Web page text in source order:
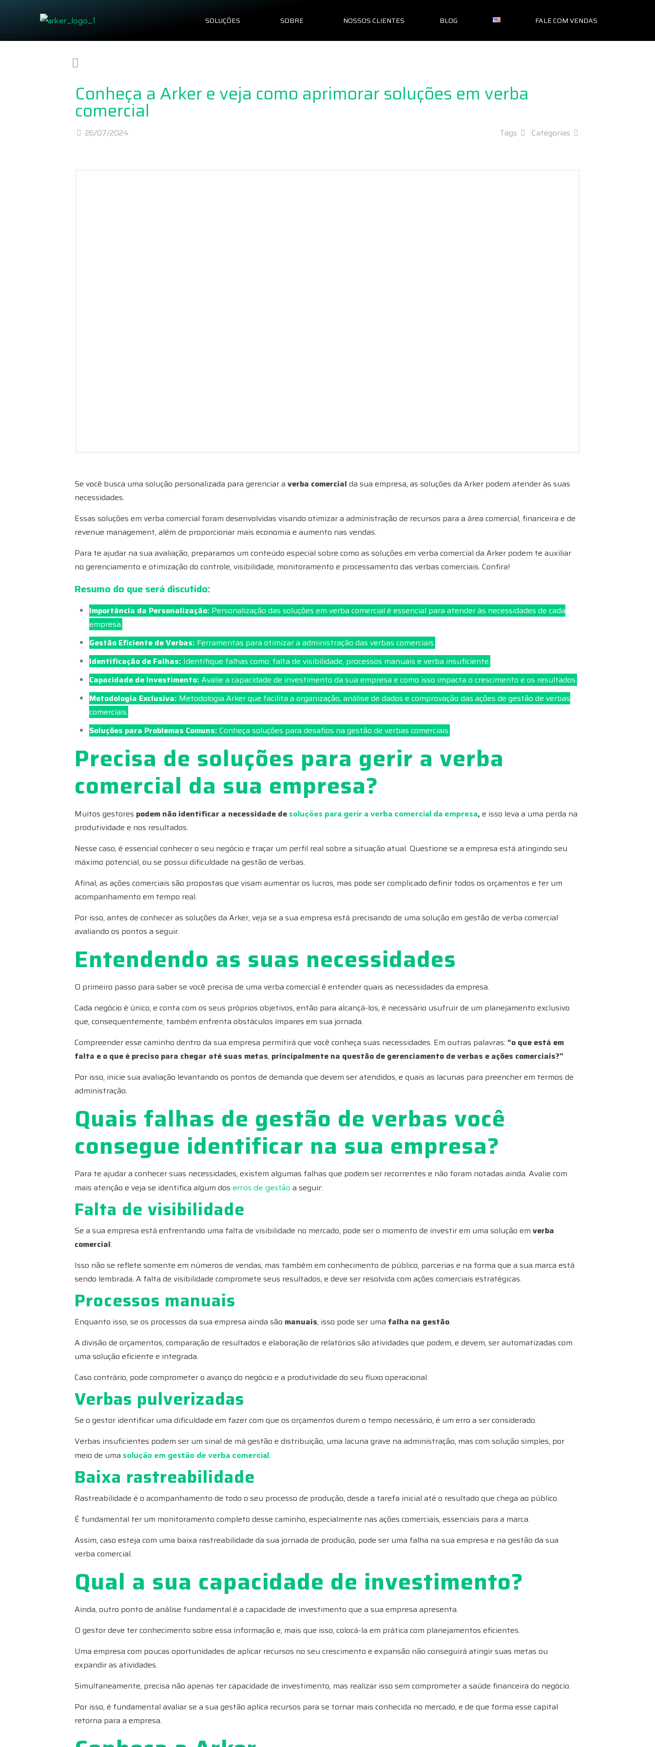
SOLUÇÕES SOBRE NOSSOS CLIENTES BLOG FALE COM VENDAS
Conheça a Arker e veja como aprimorar soluções em verba
comercial
26/07/2024 Categorias
Tags
Se você busca uma solução personalizada para gerenciar a verba comercial da sua empresa, as soluções da Arker podem atender às suas
necessidades.
Essas soluções em verba comercial foram desenvolvidas visando otimizar a administração de recursos para a área comercial, financeira e de
revenue management, além de proporcionar mais economia e aumento nas vendas.
Para te ajudar na sua avaliação, preparamos um conteúdo especial sobre como as soluções em verba comercial da Arker podem te auxiliar
no gerenciamento e otimização do controle, visibilidade, monitoramento e processamento das verbas comerciais. Confira!
Resumo do que será discutido:
Importância da Personalização: Personalização das soluções em verba comercial é essencial para atender às necessidades de cada
empresa.
Gestão Eficiente de Verbas: Ferramentas para otimizar a administração das verbas comerciais.
Identificação de Falhas: Identifique falhas como: falta de visibilidade, processos manuais e verba insuficiente.
Capacidade de Investimento: Avalie a capacidade de investimento da sua empresa e como isso impacta o crescimento e os resultados.
Metodologia Exclusiva: Metodologia Arker que facilita a organização, análise de dados e comprovação das ações de gestão de verbas
comerciais.
Soluções para Problemas Comuns: Conheça soluções para desafios na gestão de verbas comerciais.
Precisa de soluções para gerir a verba
comercial da sua empresa?
Muitos gestores podem não identificar a necessidade de soluções para gerir a verba comercial da empresa, e isso leva a uma perda na
produtividade e nos resultados.
Nesse caso, é essencial conhecer o seu negócio e traçar um perfil real sobre a situação atual. Questione se a empresa está atingindo seu
máximo potencial, ou se possui dificuldade na gestão de verbas.
Afinal, as ações comerciais são propostas que visam aumentar os lucros, mas pode ser complicado definir todos os orçamentos e ter um
acompanhamento em tempo real.
Por isso, antes de conhecer as soluções da Arker, veja se a sua empresa está precisando de uma solução em gestão de verba comercial
avaliando os pontos a seguir.
Entendendo as suas necessidades
O primeiro passo para saber se você precisa de uma verba comercial é entender quais as necessidades da empresa.
Cada negócio é único, e conta com os seus próprios objetivos, então para alcançá-los, é necessário usufruir de um planejamento exclusivo
que, consequentemente, também enfrenta obstáculos ímpares em sua jornada.
Compreender esse caminho dentro da sua empresa permitirá que você conheça suas necessidades. Em outras palavras: “o que está em
falta e o que é preciso para chegar até suas metas, principalmente na questão de gerenciamento de verbas e ações comerciais?”
Por isso, inicie sua avaliação levantando os pontos de demanda que devem ser atendidos, e quais as lacunas para preencher em termos de
administração.
Quais falhas de gestão de verbas você
consegue identificar na sua empresa?
Para te ajudar a conhecer suas necessidades, existem algumas falhas que podem ser recorrentes e não foram notadas ainda. Avalie com
mais atenção e veja se identifica algum dos erros de gestão a seguir:
Falta de visibilidade
Se a sua empresa está enfrentando uma falta de visibilidade no mercado, pode ser o momento de investir em uma solução em verba
comercial.
Isso não se reflete somente em números de vendas, mas também em conhecimento de público, parcerias e na forma que a sua marca está
sendo lembrada. A falta de visibilidade compromete seus resultados, e deve ser resolvida com ações comerciais estratégicas.
Processos manuais
Enquanto isso, se os processos da sua empresa ainda são manuais, isso pode ser uma falha na gestão.
A divisão de orçamentos, comparação de resultados e elaboração de relatórios são atividades que podem, e devem, ser automatizadas com
uma solução eficiente e integrada.
Caso contrário, pode comprometer o avanço do negócio e a produtividade do seu fluxo operacional.
Verbas pulverizadas
Se o gestor identificar uma dificuldade em fazer com que os orçamentos durem o tempo necessário, é um erro a ser considerado.
Verbas insuficientes podem ser um sinal de má gestão e distribuição, uma lacuna grave na administração, mas com solução simples, por
meio de uma solução em gestão de verba comercial.
Baixa rastreabilidade
Rastreabilidade é o acompanhamento de todo o seu processo de produção, desde a tarefa inicial até o resultado que chega ao público.
É fundamental ter um monitoramento completo desse caminho, especialmente nas ações comerciais, essenciais para a marca.
Assim, caso esteja com uma baixa rastreabilidade da sua jornada de produção, pode ser uma falha na sua empresa e na gestão da sua
verba comercial.
Qual a sua capacidade de investimento?
Ainda, outro ponto de análise fundamental é a capacidade de investimento que a sua empresa apresenta.
O gestor deve ter conhecimento sobre essa informação e, mais que isso, colocá-la em prática com planejamentos eficientes.
Uma empresa com poucas oportunidades de aplicar recursos no seu crescimento e expansão não conseguirá atingir suas metas ou
expandir as atividades.
Simultaneamente, precisa não apenas ter capacidade de investimento, mas realizar isso sem comprometer a saúde financeira do negócio.
Por isso, é fundamental avaliar se a sua gestão aplica recursos para se tornar mais conhecida no mercado, e de que forma esse capital
retorna para a empresa.